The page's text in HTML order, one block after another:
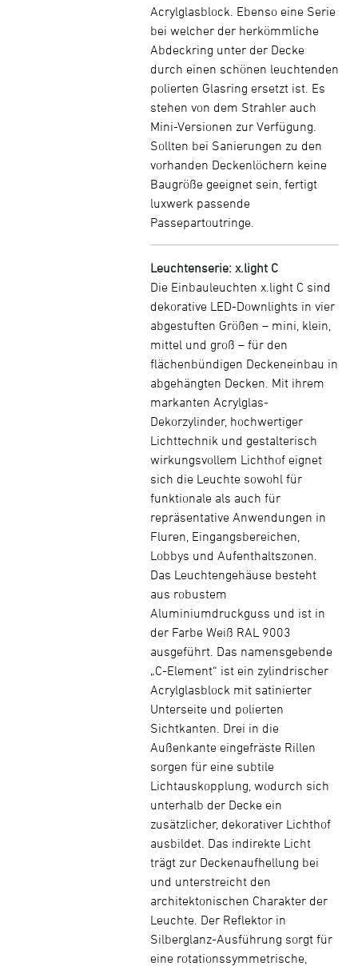
Acrylglasblock. Ebenso eine Serie
bei welcher der herkömmliche
Abdeckring unter der Decke
durch einen schönen leuchtenden
polierten Glasring ersetzt ist. Es
stehen von dem Strahler auch
Mini-Versionen zur Verfügung.
Sollten bei Sanierungen zu den
vorhanden Deckenlöchern keine
Baugröße geeignet sein, fertigt
luxwerk passende
Passepartoutringe.
Leuchtenserie: x.light C
Die Einbauleuchten x.light C sind
dekorative LED-Downlights in vier
abgestuften Größen – mini, klein,
mittel und groß – für den
flächenbündigen Deckeneinbau in
abgehängten Decken. Mit ihrem
markanten Acrylglas-
Dekorzylinder, hochwertiger
Lichttechnik und gestalterisch
wirkungsvollem Lichthof eignet
sich die Leuchte sowohl für
funktionale als auch für
repräsentative Anwendungen in
Fluren, Eingangsbereichen,
Lobbys und Aufenthaltszonen.
Das Leuchtengehäuse besteht
aus robustem
Aluminiumdruckguss und ist in
der Farbe Weiß RAL 9003
ausgeführt. Das namensgebende
„C-Element“ ist ein zylindrischer
Acrylglasblock mit satinierter
Unterseite und polierten
Sichtkanten. Drei in die
Außenkante eingefräste Rillen
sorgen für eine subtile
Lichtauskopplung, wodurch sich
unterhalb der Decke ein
zusätzlicher, dekorativer Lichthof
ausbildet. Das indirekte Licht
trägt zur Deckenaufhellung bei
und unterstreicht den
architektonischen Charakter der
Leuchte. Der Reflektor in
Silberglanz-Ausführung sorgt für
eine rotationssymmetrische,